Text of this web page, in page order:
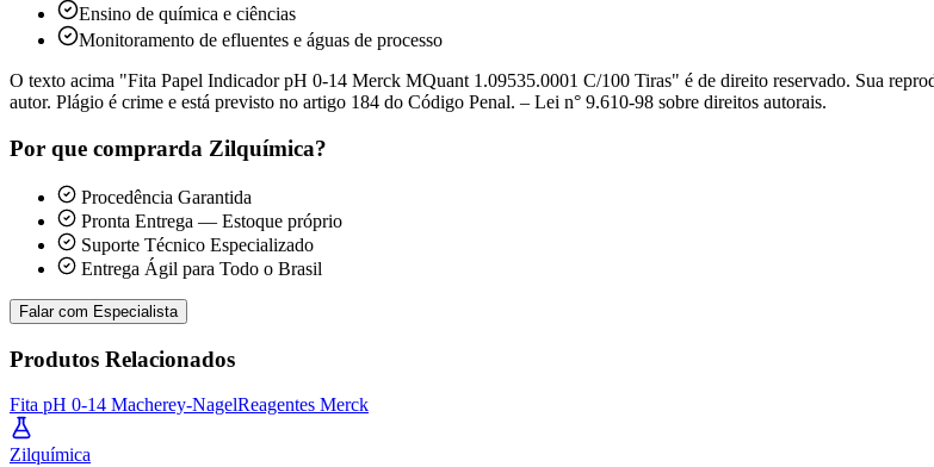
Ensino de química e ciências
Monitoramento de efluentes e águas de processo
O texto acima "Fita Papel Indicador pH 0-14 Merck MQuant 1.09535.0001 C/100 Tiras" é de direito reservado. Sua
autor. Plágio é crime e está previsto no artigo 184 do Código Penal. – Lei n° 9.610-98 sobre direitos autorais.
Por que comprarda Zilquímica?
Procedência Garantida
Pronta Entrega — Estoque próprio
Suporte Técnico Especializado
Entrega Ágil para Todo o Brasil
Falar com Especialista
Produtos Relacionados
Fita pH 0-14 Macherey-NagelReagentes Merck
Zilquímica